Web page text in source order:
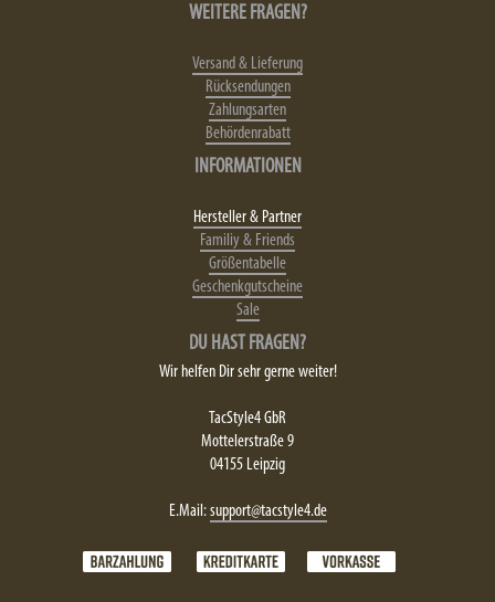
WEITERE FRAGEN?
Versand & Lieferung
Rücksendungen
Zahlungsarten
Behördenrabatt
INFORMATIONEN
Hersteller & Partner
Familiy & Friends
Größentabelle
Geschenkgutscheine
Sale
DU HAST FRAGEN?
Wir helfen Dir sehr gerne weiter!
TacStyle4 GbR
Mottelerstraße 9
04155 Leipzig
E.Mail:support@tacstyle4.de